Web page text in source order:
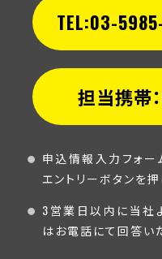
TEL:03-
担当携帯
申込情報入力フォー
エントリーボタンを押
3営業日以内に当社
はお電話にて回答い